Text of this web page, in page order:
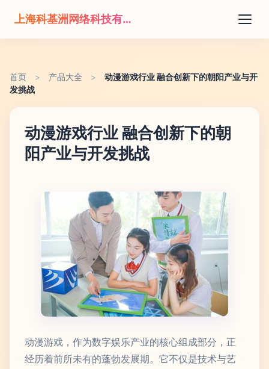
上海科基洲网络科技有限公司
首页 > 产品大全 >
动漫游戏行业 融合创新下的朝阳产业与开
发挑战
动漫游戏行业 融合创新下的朝
阳产业与开发挑战
动漫游戏，作为数字娱乐产业的核心组成部分，正
经历着前所未有的蓬勃发展期。它不仅是技术与艺